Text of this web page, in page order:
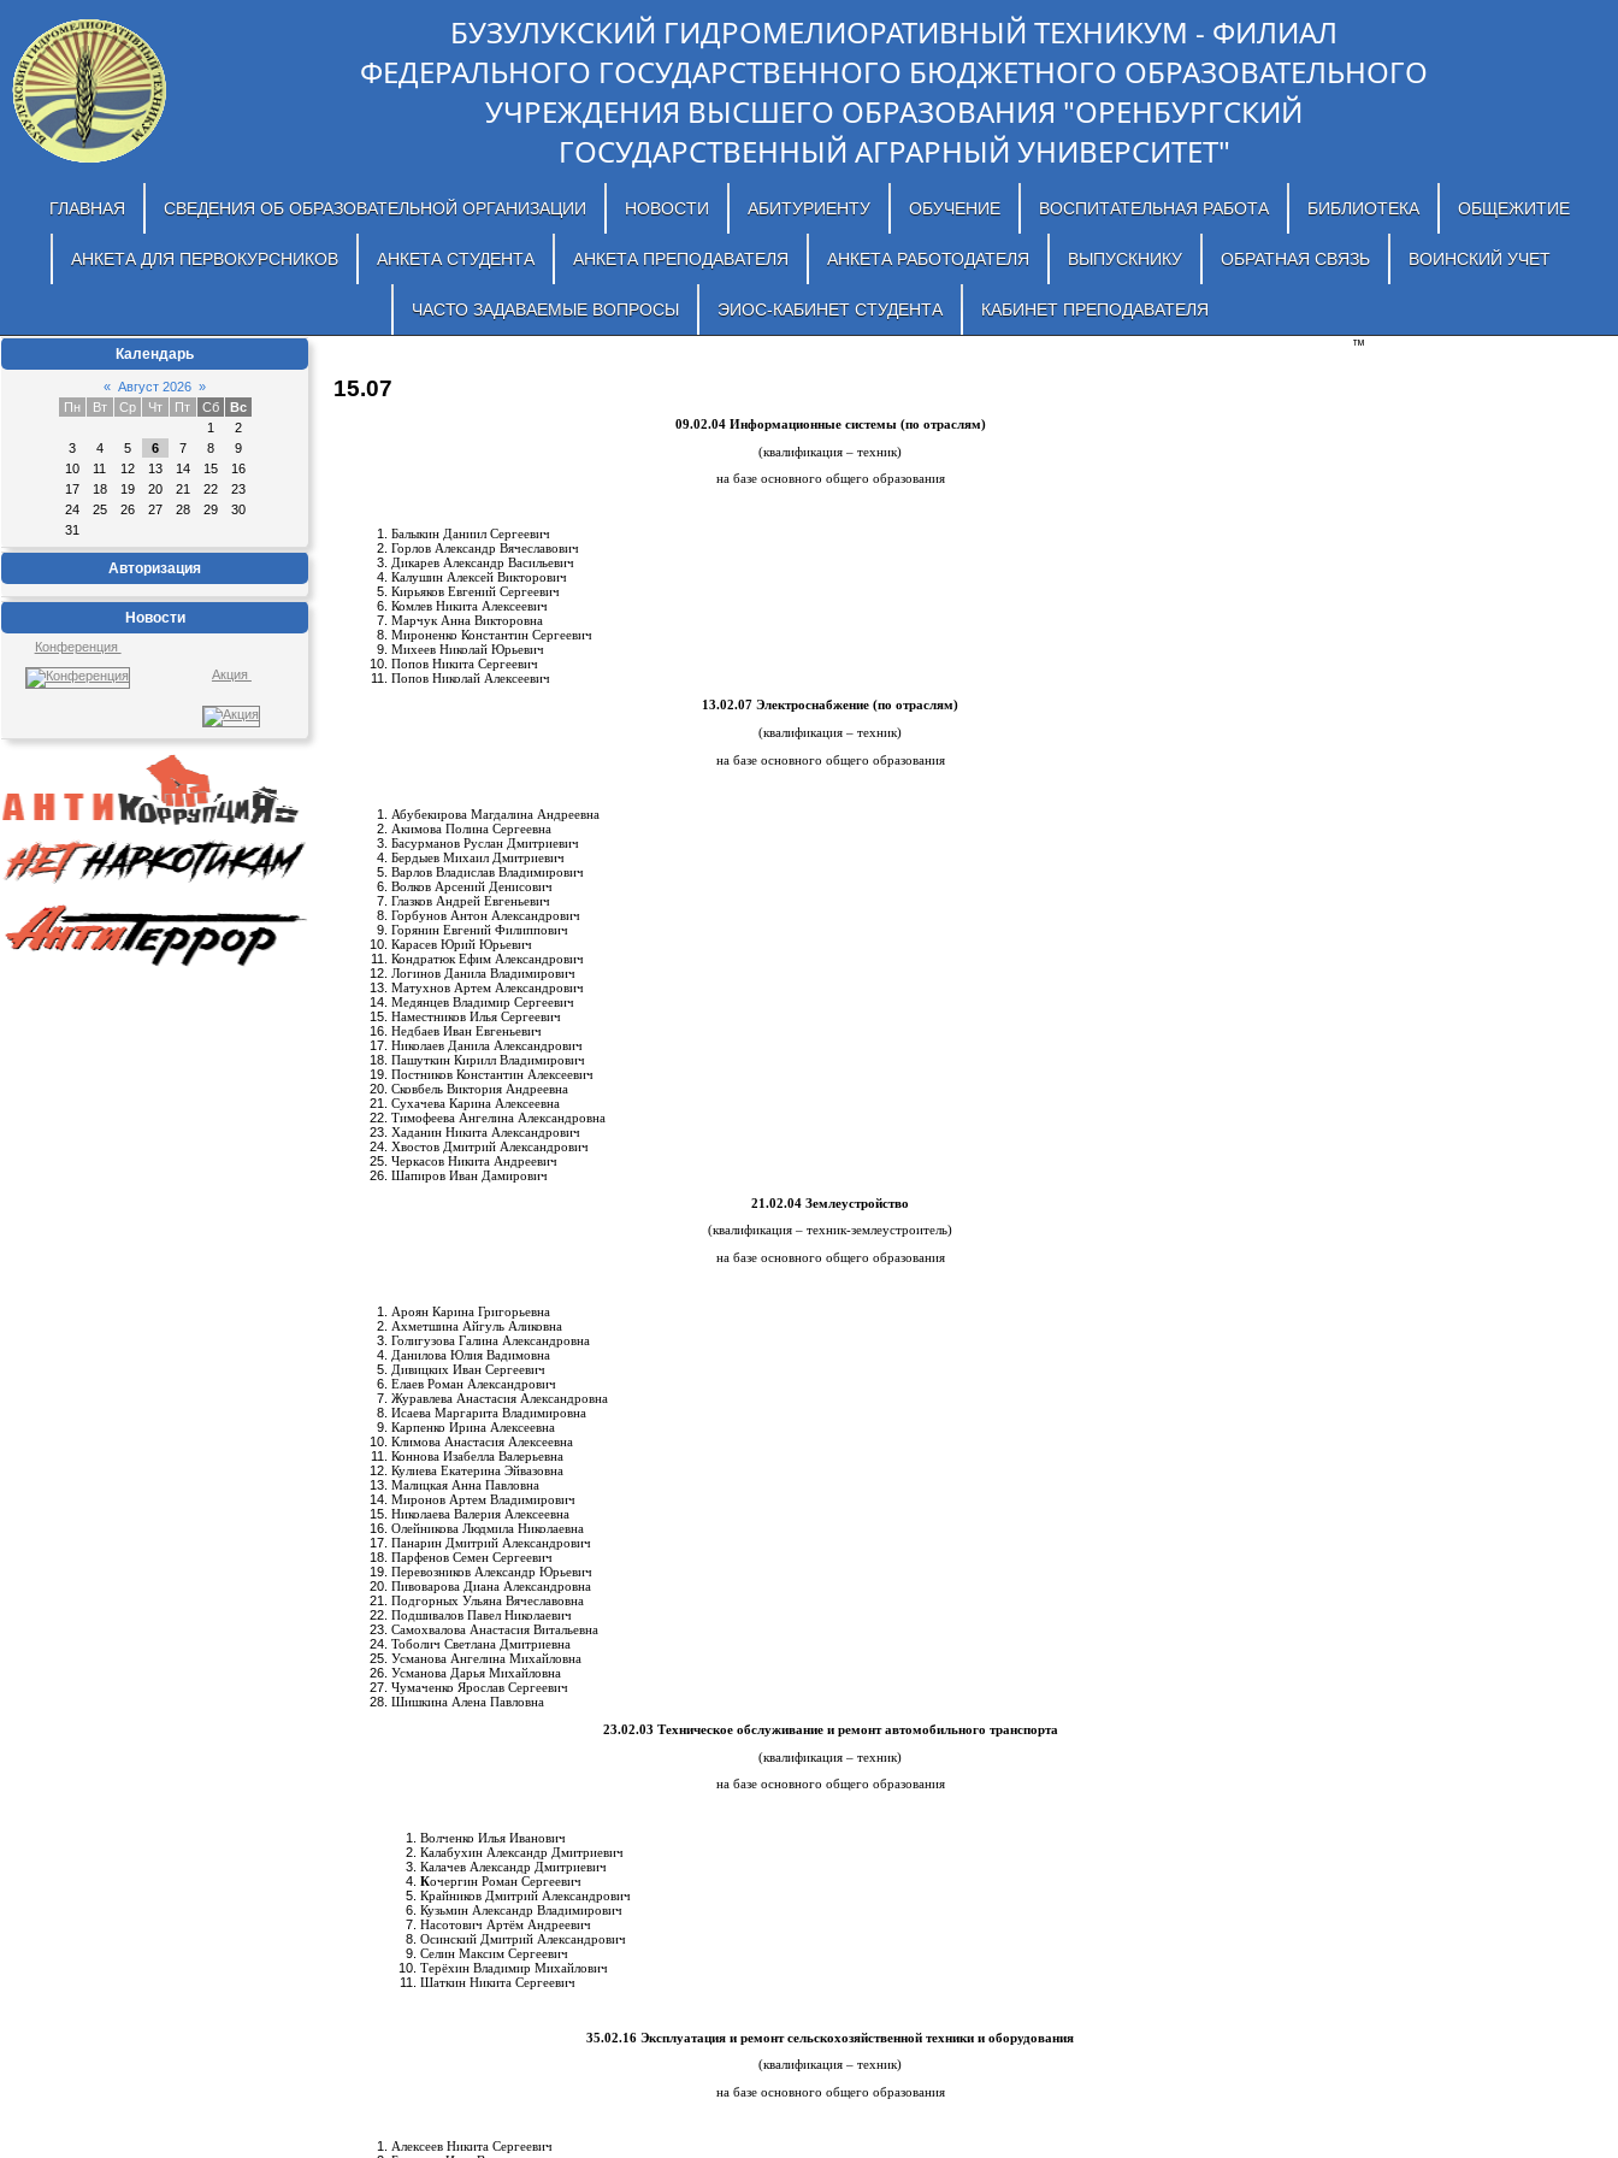
БУЗУЛУКСКИЙ ГИДРОМЕЛИОРАТИВНЫЙ ТЕХНИКУМ - ФИЛИАЛ
ФЕДЕРАЛЬНОГО ГОСУДАРСТВЕННОГО БЮДЖЕТНОГО ОБРАЗОВАТЕЛЬНОГО
УЧРЕЖДЕНИЯ ВЫСШЕГО ОБРАЗОВАНИЯ "ОРЕНБУРГСКИЙ
ГОСУДАРСТВЕННЫЙ АГРАРНЫЙ УНИВЕРСИТЕТ"
ГЛАВНАЯ СВЕДЕНИЯ ОБ ОБРАЗОВАТЕЛЬНОЙ ОРГАНИЗАЦИИ НОВОСТИ АБИТУРИЕНТУ ОБУЧЕНИЕ ВОСПИТАТЕЛЬНАЯ РАБОТА БИБЛИОТЕКА ОБЩЕЖИТИЕ
АНКЕТА ДЛЯ ПЕРВОКУРСНИКОВ АНКЕТА СТУДЕНТА АНКЕТА ПРЕПОДАВАТЕЛЯ АНКЕТА РАБОТОДАТЕЛЯ ВЫПУСКНИКУ ОБРАТНАЯ СВЯЗЬ ВОИНСКИЙ УЧЕТ
ЧАСТО ЗАДАВАЕМЫЕ ВОПРОСЫ ЭИОС-КАБИНЕТ СТУДЕНТА КАБИНЕТ ПРЕПОДАВАТЕЛЯ
Календарь
« Август 2026 »
Пн
Вт Ср Чт Пт Сб
Вс
1
2
3
4 5 6 7 8
9
10
11 12 13 14 15
16
17
18 19 20 21 22
23
24
25 26 27 28 29
30
31
Авторизация
Новости
Конференция
Акция
15.07
09.02.04 Информационные системы (по отраслям)
(квалификация – техник)
на базе основного общего образования
Балыкин Даниил Сергеевич
Горлов Александр Вячеславович
Дикарев Александр Васильевич
Калушин Алексей Викторович
Кирьяков Евгений Сергеевич
Комлев Никита Алексеевич
Марчук Анна Викторовна
Мироненко Константин Сергеевич
Михеев Николай Юрьевич
Попов Никита Сергеевич
Попов Николай Алексеевич
13.02.07 Электроснабжение (по отраслям)
(квалификация – техник)
на базе основного общего образования
Абубекирова Магдалина Андреевна
Акимова Полина Сергеевна
Басурманов Руслан Дмитриевич
Бердыев Михаил Дмитриевич
Варлов Владислав Владимирович
Волков Арсений Денисович
Глазков Андрей Евгеньевич
Горбунов Антон Александрович
Горянин Евгений Филиппович
Карасев Юрий Юрьевич
Кондратюк Ефим Александрович
Логинов Данила Владимирович
Матухнов Артем Александрович
Медянцев Владимир Сергеевич
Наместников Илья Сергеевич
Недбаев Иван Евгеньевич
Николаев Данила Александрович
Пашуткин Кирилл Владимирович
Постников Константин Алексеевич
Сковбель Виктория Андреевна
Сухачева Карина Алексеевна
Тимофеева Ангелина Александровна
Хаданин Никита Александрович
Хвостов Дмитрий Александрович
Черкасов Никита Андреевич
Шапиров Иван Дамирович
21.02.04 Землеустройство
(квалификация – техник-землеустроитель)
на базе основного общего образования
Ароян Карина Григорьевна
Ахметшина Айгуль Аликовна
Голигузова Галина Александровна
Данилова Юлия Вадимовна
Дивицких Иван Сергеевич
Елаев Роман Александрович
Журавлева Анастасия Александровна
Исаева Маргарита Владимировна
Карпенко Ирина Алексеевна
Климова Анастасия Алексеевна
Коннова Изабелла Валерьевна
Кулиева Екатерина Эйвазовна
Малицкая Анна Павловна
Миронов Артем Владимирович
Николаева Валерия Алексеевна
Олейникова Людмила Николаевна
Панарин Дмитрий Александрович
Парфенов Семен Сергеевич
Перевозников Александр Юрьевич
Пивоварова Диана Александровна
Подгорных Ульяна Вячеславовна
Подшивалов Павел Николаевич
Самохвалова Анастасия Витальевна
Тоболич Светлана Дмитриевна
Усманова Ангелина Михайловна
Усманова Дарья Михайловна
Чумаченко Ярослав Сергеевич
Шишкина Алена Павловна
23.02.03 Техническое обслуживание и ремонт автомобильного транспорта
(квалификация – техник)
на базе основного общего образования
Волченко Илья Иванович
Калабухин Александр Дмитриевич
Калачев Александр Дмитриевич
Кочергин Роман Сергеевич
Крайников Дмитрий Александрович
Кузьмин Александр Владимирович
Насотович Артём Андреевич
Осинский Дмитрий Александрович
Селин Максим Сергеевич
Терёхин Владимир Михайлович
Шаткин Никита Сергеевич
35.02.16 Эксплуатация и ремонт сельскохозяйственной техники и оборудования
(квалификация – техник)
на базе основного общего образования
Алексеев Никита Сергеевич
™